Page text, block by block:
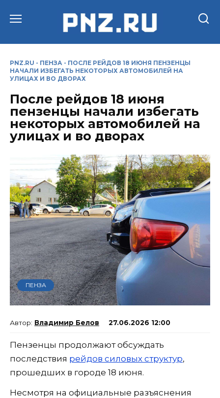
PNZ.RU - ПЕНЗА - ПОСЛЕ РЕЙДОВ 18 ИЮНЯ ПЕНЗЕНЦЫ
НАЧАЛИ ИЗБЕГАТЬ НЕКОТОРЫХ АВТОМОБИЛЕЙ НА
УЛИЦАХ И ВО ДВОРАХ
После рейдов 18 июня
пензенцы начали избегать
некоторых автомобилей на
улицах и во дворах
ПЕНЗА
Владимир Белов 27.06.2026 12:00
Пензенцы продолжают обсуждать
последствия рейдов силовых структур,
прошедших в городе 18 июня.
Несмотря на официальные разъяснения